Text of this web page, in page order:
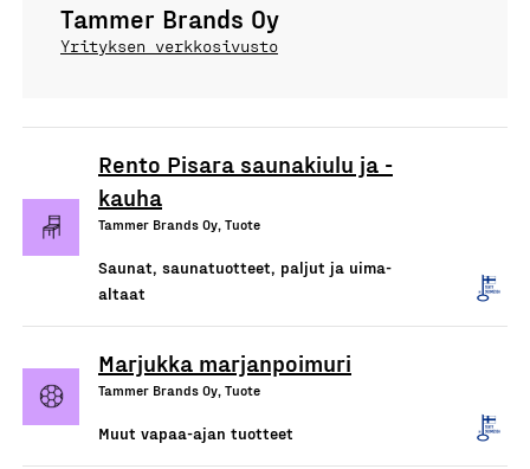
Tammer Brands Oy
Yrityksen verkkosivusto
Rento Pisara saunakiulu ja -
kauha
Tammer Brands Oy, Tuote
Saunat, saunatuotteet, paljut ja uima-
altaat
Marjukka marjanpoimuri
Tammer Brands Oy, Tuote
Muut vapaa-ajan tuotteet